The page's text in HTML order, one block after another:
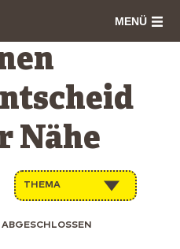
MENÜ
Nähe
THEMA
ABGESCHLOSSEN